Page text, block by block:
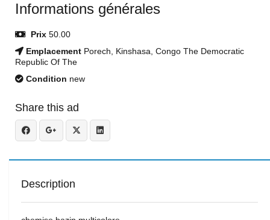
Informations générales
Prix 50.00
Emplacement Porech, Kinshasa, Congo The Democratic
Republic Of The
Condition new
Share this ad
Description